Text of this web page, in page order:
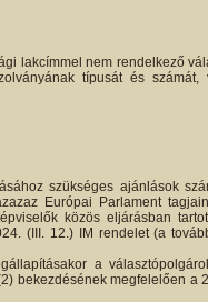
lakcímmel nem rendelkező
típusát és számát,
szükséges ajánlások
Európai Parlament
közös eljárásban
(III. 12.) IM rendelet (a
a
bekezdésének megfelelően a